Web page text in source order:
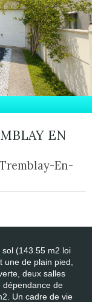
EN
En-
(143.55 m2 loi
de plain pied,
deux salles
dépendance de
Un cadre de vie